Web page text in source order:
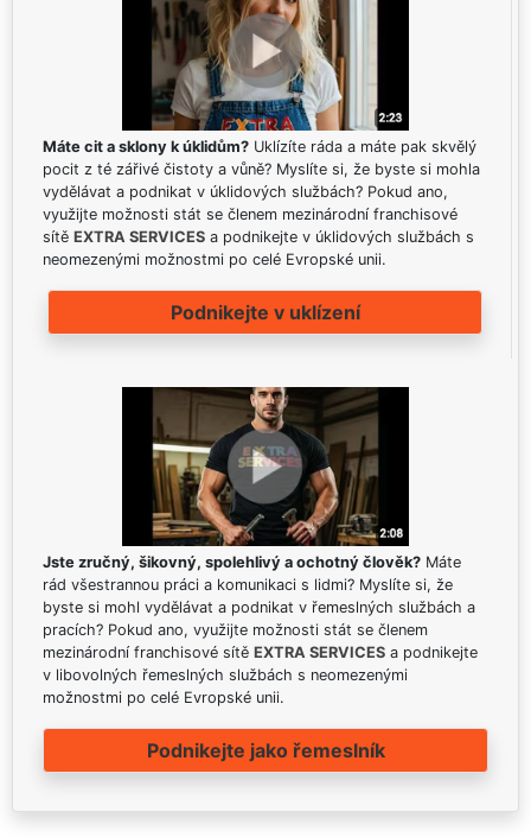
Máte cit a sklony k úklidům? Uklízíte ráda a máte pak skvělý
pocit z té zářivé čistoty a vůně? Myslíte si, že byste si mohla
vydělávat a podnikat v úklidových službách? Pokud ano,
využijte možnosti stát se členem mezinárodní franchisové
sítě EXTRA SERVICES a podnikejte v úklidových službách s
neomezenými možnostmi po celé Evropské unii.
Podnikejte v uklízení
Jste zručný, šikovný, spolehlivý a ochotný člověk? Máte
rád všestrannou práci a komunikaci s lidmi? Myslíte si, že
byste si mohl vydělávat a podnikat v řemeslných službách a
pracích? Pokud ano, využijte možnosti stát se členem
mezinárodní franchisové sítě EXTRA SERVICES a podnikejte
v libovolných řemeslných službách s neomezenými
možnostmi po celé Evropské unii.
Podnikejte jako řemeslník